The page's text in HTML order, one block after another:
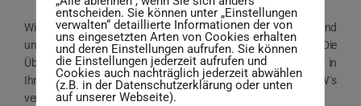
Wir sind spezialisiert für Motorrad Transporte nach Griechenland
und Zypern. Unser europaweites Netzwerk macht es möglich: Die
Übernahme des Motorrad erfolgt bei einem unserer Partner in
Ihrer Nähe. Dort wird das Motorrad in einen unserer LKW´s
verladen.
entscheiden. Sie können unter „Einstellungen
verwalten“ detaillierte Informationen der von
uns eingesetzten Arten von Cookies erhalten
und deren Einstellungen aufrufen. Sie können
die Einstellungen jederzeit aufrufen und
Cookies auch nachträglich jederzeit abwählen
(z.B. in der Datenschutzerklärung oder unten
auf unserer Webseite).